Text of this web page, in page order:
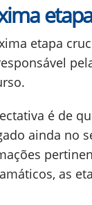
etapa
é de
ainda no
as